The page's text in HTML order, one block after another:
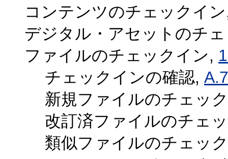
コンテンツのチェックイ
デジタル・アセットのチ
ファイルのチェックイン,
チェックインの確認,
新規ファイルのチェッ
改訂済ファイルのチェ
類似ファイルのチェッ